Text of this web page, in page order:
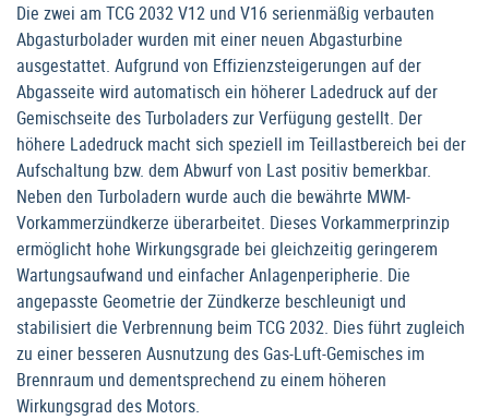
Die zwei am TCG 2032 V12 und V16 serienmäßig verbauten
Abgasturbolader wurden mit einer neuen Abgasturbine
ausgestattet. Aufgrund von Effizienzsteigerungen auf der
Abgasseite wird automatisch ein höherer Ladedruck auf der
Gemischseite des Turboladers zur Verfügung gestellt. Der
höhere Ladedruck macht sich speziell im Teillastbereich bei der
Aufschaltung bzw. dem Abwurf von Last positiv bemerkbar.
Neben den Turboladern wurde auch die bewährte MWM-
Vorkammerzündkerze überarbeitet. Dieses Vorkammerprinzip
ermöglicht hohe Wirkungsgrade bei gleichzeitig geringerem
Wartungsaufwand und einfacher Anlagenperipherie. Die
angepasste Geometrie der Zündkerze beschleunigt und
stabilisiert die Verbrennung beim TCG 2032. Dies führt zugleich
zu einer besseren Ausnutzung des Gas-Luft-Gemisches im
Brennraum und dementsprechend zu einem höheren
Wirkungsgrad des Motors.